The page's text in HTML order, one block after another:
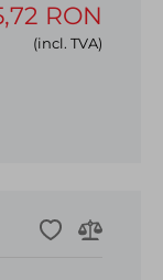
fi nevoie de
RON
(incl. TVA)